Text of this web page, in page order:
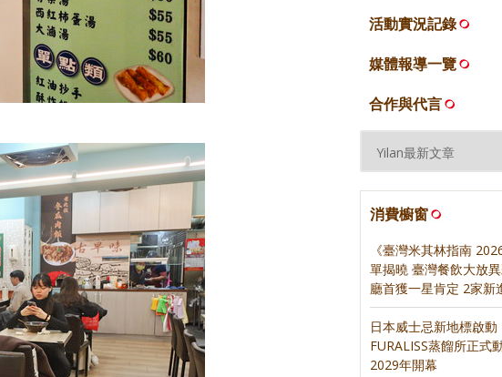
活動實況記錄
媒體報導一覽
合作與代言
消費櫥窗
《臺灣米其林指南
單揭曉 臺灣餐飲大放
廳首獲一星肯定 2家新
日本威士忌新地標啟動
FURALISS蒸餾所正式
2029年開幕